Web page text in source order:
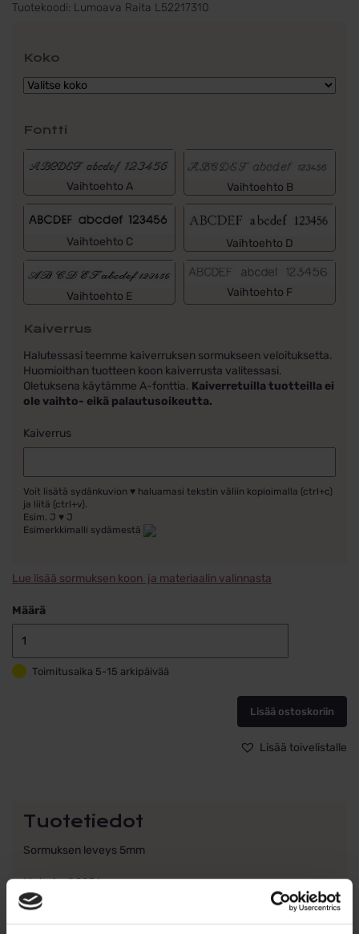
Tuotekoodi: Lumoava Raita L52217310
Koko
Fontti
Vaihtoehto A Vaihtoehto B
Vaihtoehto C Vaihtoehto D
Vaihtoehto E Vaihtoehto F
Kaiverrus
Halutessasi teemme kaiverruksen sormukseen veloituksetta.
Huomioithan tuotteen koon kaiverrusta valitessasi.
Oletuksena käytämme A-fonttia. Kaiverretuilla tuotteilla ei
ole vaihto- eikä palautusoikeutta.
Kaiverrus
Voit lisätä sydänkuvion ♥ haluamasi tekstin väliin kopioimalla (ctrl+c)
ja liitä (ctrl+v).
Esim. J ♥ J
Esimerkkimalli sydämestä
Lue lisää sormuksen koon ja materiaalin valinnasta
Määrä
Lumoava
Raita
määrä
Toimitusaika 5-15 arkipäivää
Lisää ostoskoriin
Lisää toivelistalle
Tuotetiedot
Sormuksen leveys 5mm
Materiaali 925 hopeaa
Muotoilija: Heikki Hartikainen